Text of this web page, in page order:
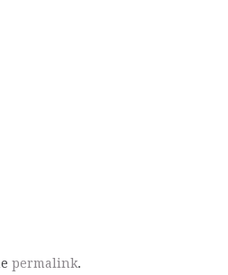
permalink.